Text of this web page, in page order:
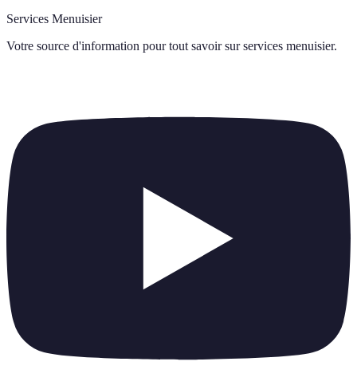
Services Menuisier
Votre source d'information pour tout savoir sur services menuisier.